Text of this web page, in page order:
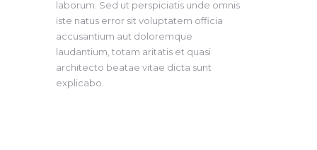
laborum. Sed ut perspiciatis unde omnis
iste natus error sit voluptatem officia
accusantium aut doloremque
laudantium, totam aritatis et quasi
architecto beatae vitae dicta sunt
explicabo.